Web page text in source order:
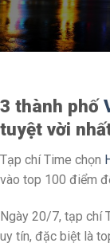
3 thành phố
tuyệt vời
Tạp chí Time chọn
vào top 100 điểm
Ngày 20/7, tạp chí
uy tín, đặc biệt là